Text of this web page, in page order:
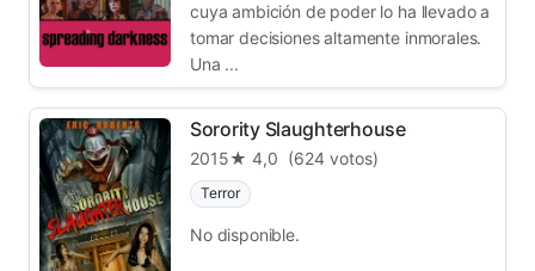
cuya ambición de poder lo ha llevado a
tomar decisiones altamente inmorales.
Una ...
Sorority Slaughterhouse
2015★ 4,0 (624 votos)
Terror
No disponible.